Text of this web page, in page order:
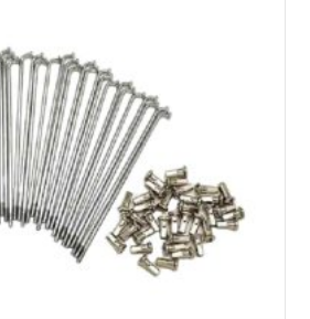
AL CARRELLO